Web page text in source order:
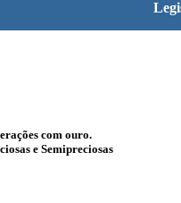
com ouro.
e Semipreciosas